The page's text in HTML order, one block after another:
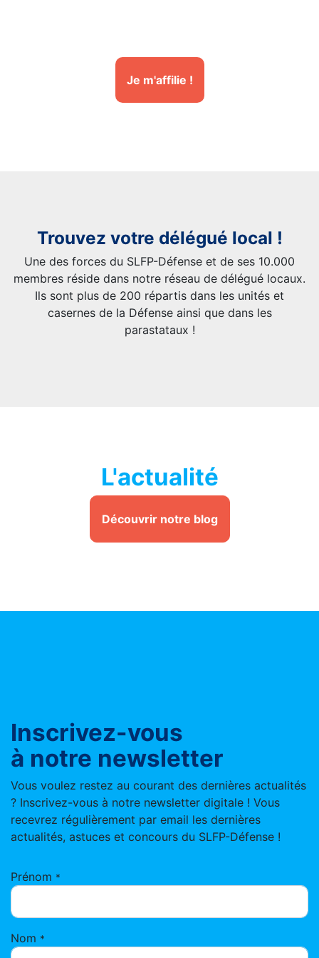
Je m'affilie !
Trouvez votre délégué local !
Une des forces du SLFP-Défense et de ses 10.000
membres réside dans notre réseau de délégué locaux.
Ils sont plus de 200 répartis dans les unités et
casernes de la Défense ainsi que dans les
parastataux !
L'actualité
Découvrir notre blog
Inscrivez-vous
à notre newsletter
Vous voulez restez au courant des dernières actualités
? Inscrivez-vous à notre newsletter digitale ! Vous
recevrez régulièrement par email les dernières
actualités, astuces et concours du SLFP-Défense !
Prénom *
Nom *